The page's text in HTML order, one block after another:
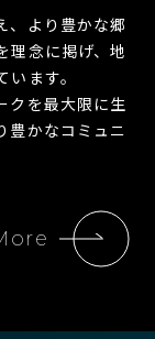
、より豊かな郷
理念に掲げ、地
ます。
クを最大限に生
豊かなコミュニ